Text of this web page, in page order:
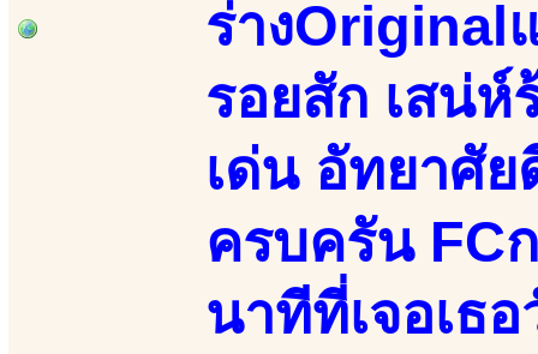
ร่างOriginal
รอยสัก เสน่ห์
เด่น อัทยาศั
ครบครัน FC
นาทีที่เจอเธอ